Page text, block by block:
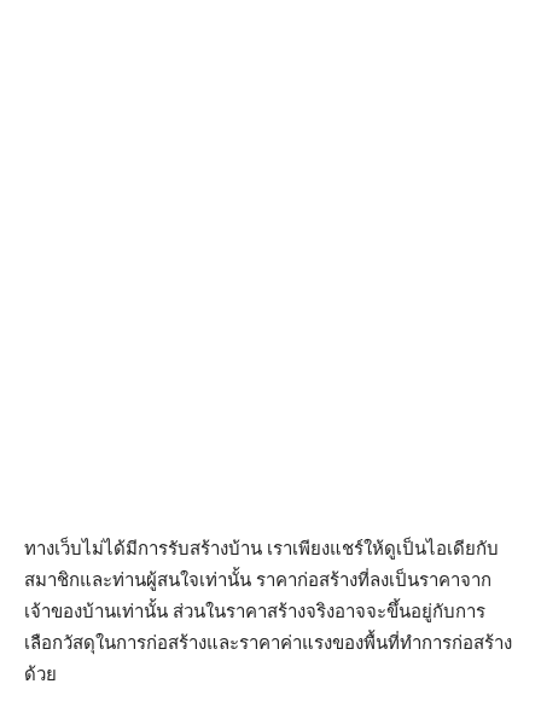
ทางเว็บไม่ได้มีการรับสร้างบ้าน เราเพียงแชร์ให้ดูเป็นไอเดียกับ
สมาชิกและท่านผู้สนใจเท่านั้น ราคาก่อสร้างที่ลงเป็นราคาจาก
เจ้าของบ้านเท่านั้น ส่วนในราคาสร้างจริงอาจจะขึ้นอยู่กับการ
เลือกวัสดุในการก่อสร้างและราคาค่าแรงของพื้นที่ทำการก่อสร้าง
ด้วย